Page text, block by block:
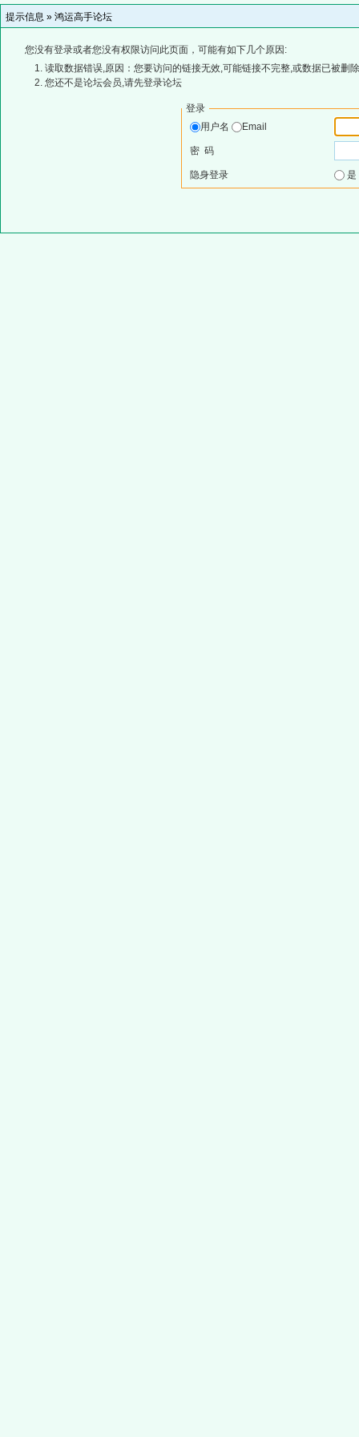
提示信息 » 鸿运高手论坛
您没有登录或者您没有权限访问此页面，可能有如下几个原因:
读取数据错误,原因：您要访问的链接无效,可能链接不完整,或数据已被删
您还不是论坛会员,请先登录论坛
登录
用户名
Email
密 码
隐身登录